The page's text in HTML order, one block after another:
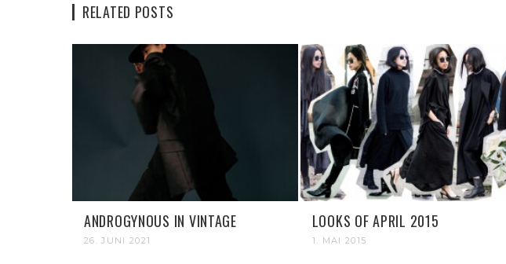
RELATED POSTS
ANDROGYNOUS IN VINTAGE
26. JUNI 2021
LOOKS OF APRIL 2015
1. MAI 2015